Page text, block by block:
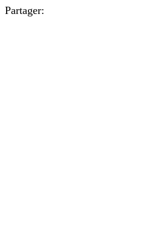
Partager: